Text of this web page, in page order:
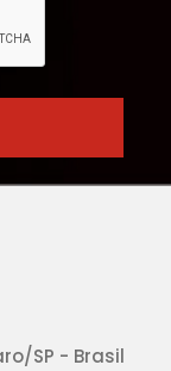
SP - Brasil